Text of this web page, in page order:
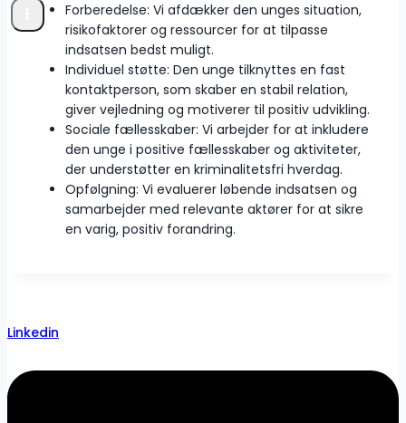
Forberedelse: Vi afdækker den unges situation,
risikofaktorer og ressourcer for at tilpasse
indsatsen bedst muligt.
Individuel støtte: Den unge tilknyttes en fast
kontaktperson, som skaber en stabil relation,
giver vejledning og motiverer til positiv udvikling.
Sociale fællesskaber: Vi arbejder for at inkludere
den unge i positive fællesskaber og aktiviteter,
der understøtter en kriminalitetsfri hverdag.
Opfølgning: Vi evaluerer løbende indsatsen og
samarbejder med relevante aktører for at sikre
en varig, positiv forandring.
Linkedin